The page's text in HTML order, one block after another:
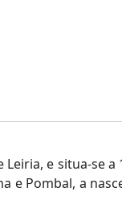
e situa-se
Pombal, a